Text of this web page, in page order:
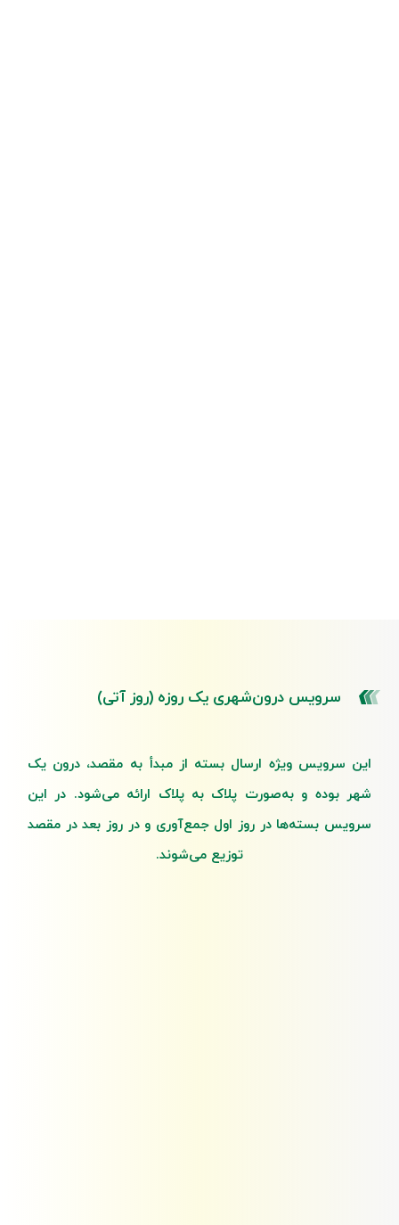
سرویس درون‌شهری یک روزه (روز آتی)
این سرویس ویژه ارسال بسته از مبدأ به مقصد، درون یک
شهر بوده و به‌صورت پلاک به پلاک ارائه می‌شود. در این
سرویس بسته‌ها در روز اول جمع‌آوری و در روز بعد در مقصد
توزیع می‌شوند.